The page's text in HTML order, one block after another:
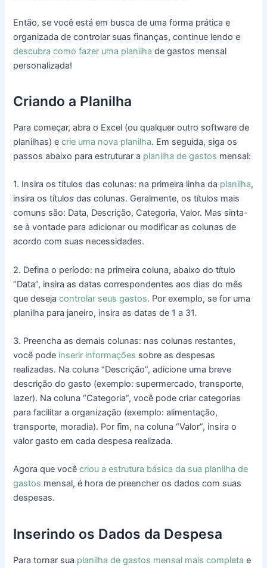
Então, se você está em busca de uma forma prática e
organizada de controlar suas finanças, continue lendo e
descubra como fazer uma planilha de gastos mensal
personalizada!
Criando a Planilha
Para começar, abra o Excel (ou qualquer outro software de
planilhas) ecrie uma nova planilha. Em seguida, siga os
passos abaixo para estruturar a planilha de gastos mensal:
1. Insira os títulos das colunas: na primeira linha da planilha,
insira os títulos das colunas. Geralmente, os títulos mais
comuns são: Data, Descrição, Categoria, Valor. Mas sinta-
se à vontade para adicionar ou modificar as colunas de
acordo com suas necessidades.
2. Defina o período: na primeira coluna, abaixo do título
“Data”, insira as datas correspondentes aos dias do mês
que desejacontrolar seus gastos. Por exemplo, se for uma
planilha para janeiro, insira as datas de 1 a 31.
3. Preencha as demais colunas: nas colunas restantes,
você pode inserir informações sobre as despesas
realizadas. Na coluna “Descrição”, adicione uma breve
descrição do gasto (exemplo: supermercado, transporte,
lazer). Na coluna “Categoria”, você pode criar categorias
para facilitar a organização (exemplo: alimentação,
transporte, moradia). Por fim, na coluna “Valor”, insira o
valor gasto em cada despesa realizada.
Agora que vocêcriou a estrutura básica da sua planilha de
gastos mensal, é hora de preencher os dados com suas
despesas.
Inserindo os Dados da Despesa
Para tornar sua planilha de gastos mensal mais completa e